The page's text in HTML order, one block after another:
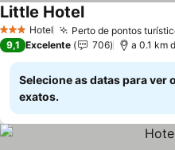
3 EstrelasHotel Perto de pontos
Little HotelVer preços
9,1 Excelente 706 a 0.1 km
Selecione as datas para ver
exatos.